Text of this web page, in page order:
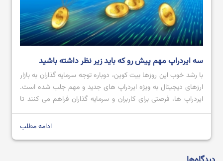
سه ایردراپ مهم پیش رو که باید زیر نظر داشته باشید
با رشد خوب این روزها بیت کوین، دوباره توجه سرمایه گذاران به بازار
ارزهای دیجیتال به ویژه ایردراپ های جدید و مهم جلب شده است.
ایردراپ ها، فرصتی برای کاربران و سرمایه‌ گذاران فراهم می ‌کنند تا
بدون اینکه سرمایه ای وارد یک پروژه کنند، توکن های آن پروژه‌ را
ادامه مطلب